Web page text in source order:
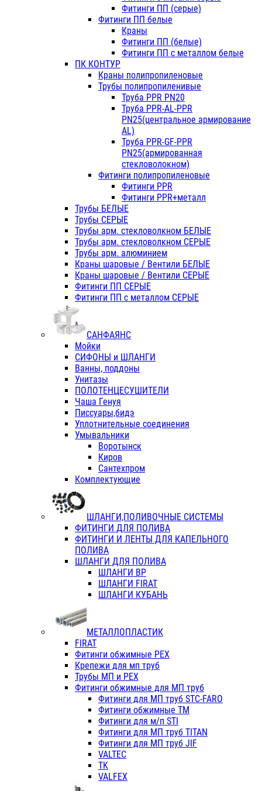
Фитинги ПП (серые)
Фитинги ПП белые
Краны
Фитинги ПП (белые)
Фитинги ПП с металлом белые
ПК КОНТУР
Краны полипропиленовые
Трубы полипропиленивые
Труба PPR PN20
Труба PPR-AL-PPR
PN25(центральное армирование
AL)
Труба PPR-GF-PPR
PN25(армированная
стекловолокном)
Фитинги полипропиленовые
Фитинги PPR
Фитинги PPR+металл
Трубы БЕЛЫЕ
Трубы СЕРЫЕ
Трубы арм. стекловолкном БЕЛЫЕ
Трубы арм. стекловолкном СЕРЫЕ
Трубы арм. алюминием
Краны шаровые / Вентили БЕЛЫЕ
Краны шаровые / Вентили СЕРЫЕ
Фитинги ПП СЕРЫЕ
Фитинги ПП с металлом СЕРЫЕ
САНФАЯНС
Мойки
СИФОНЫ и ШЛАНГИ
Ванны, поддоны
Унитазы
ПОЛОТЕНЦЕСУШИТЕЛИ
Чаша Генуя
Писсуары,бидэ
Уплотнительные соединения
Умывальники
Воротынск
Киров
Сантехпром
Комплектующие
ШЛАНГИ,ПОЛИВОЧНЫЕ СИСТЕМЫ
ФИТИНГИ ДЛЯ ПОЛИВА
ФИТИНГИ И ЛЕНТЫ ДЛЯ КАПЕЛЬНОГО
ПОЛИВА
ШЛАНГИ ДЛЯ ПОЛИВА
ШЛАНГИ ВР
ШЛАНГИ FIRAT
ШЛАНГИ КУБАНЬ
МЕТАЛЛОПЛАСТИК
FIRAT
Фитинги обжимные PEX
Крепежи для мп труб
Трубы МП и PEX
Фитинги обжимные для МП труб
Фитинги для МП труб STC-FARO
Фитинги обжимные ТМ
Фитинги для м/п STI
Фитинги для МП труб TITAN
Фитинги для МП труб JIF
VALTEC
TK
VALFEX